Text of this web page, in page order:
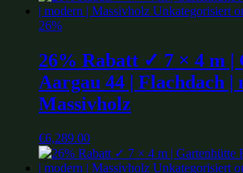
26%
26% Rabatt ✓ 7 × 4 m |
Aargau 44 | Flachdach |
Massivholz
€6,289.00